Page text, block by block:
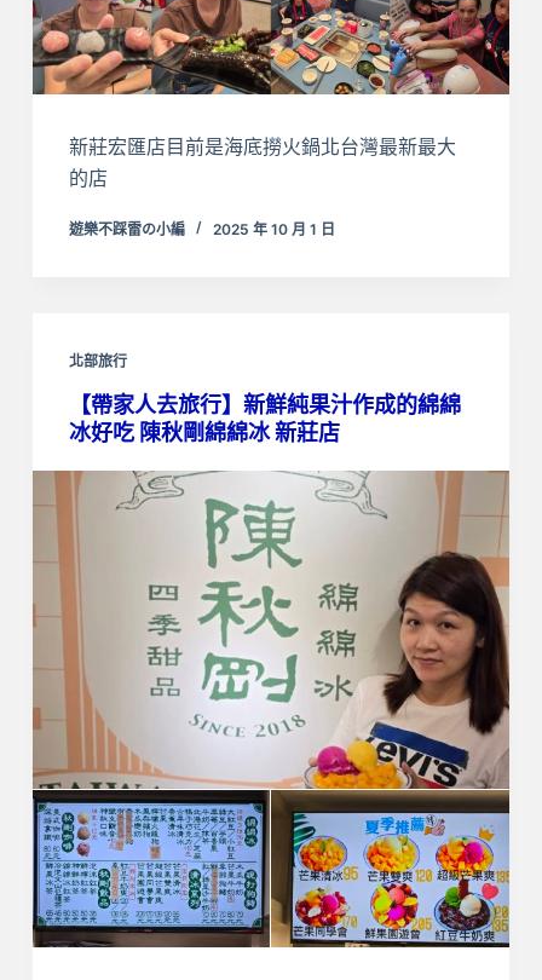
新莊宏匯店目前是海底撈火鍋北台灣最新最大
的店
遊樂不踩雷の小編 2025 年 10 月 1 日
北部旅行
【帶家人去旅行】新鮮純果汁作成的綿綿
冰好吃 陳秋剛綿綿冰 新莊店